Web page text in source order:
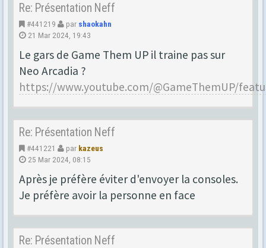
Re: Présentation Neff
#441219 par shaokahn
21 Mar 2024, 19:43
Le gars de Game Them UP il traine pas sur
Neo Arcadia ?
https://www.youtube.com/@GameThemUP/
Re: Présentation Neff
#441221 par kazeus
25 Mar 2024, 08:15
Après je préfère éviter d'envoyer la consoles.
Je préfère avoir la personne en face
Re: Présentation Neff